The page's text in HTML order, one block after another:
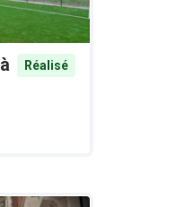
Réalisé